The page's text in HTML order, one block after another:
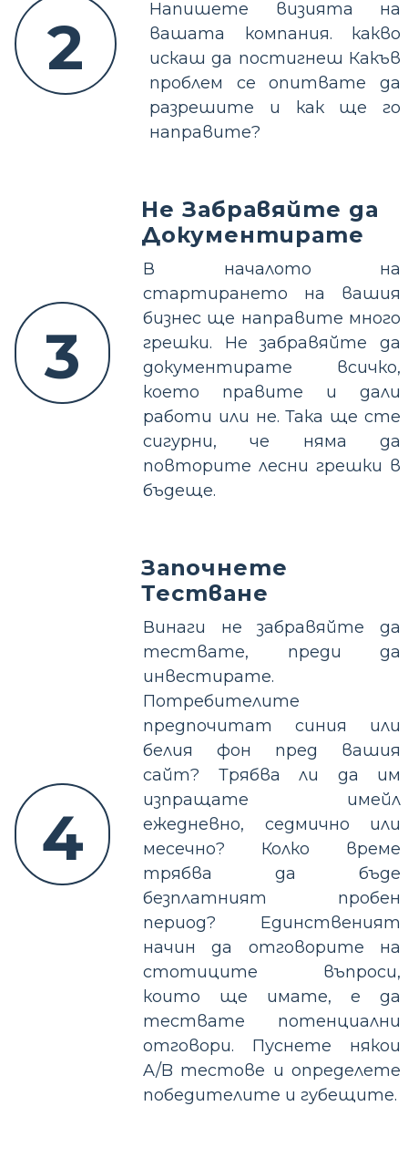
2
Напишете визията на
вашата компания. какво
искаш да постигнеш Какъв
проблем се опитвате да
разрешите и как ще го
направите?
3
Не Забравяйте да
Документирате
В началото на
стартирането на вашия
бизнес ще направите много
грешки. Не забравяйте да
документирате всичко,
което правите и дали
работи или не. Така ще сте
сигурни, че няма да
повторите лесни грешки в
бъдеще.
4
Започнете
Тестване
Винаги не забравяйте да
тествате, преди да
инвестирате.
Потребителите
предпочитат синия или
белия фон пред вашия
сайт? Трябва ли да им
изпращате имейл
ежедневно, седмично или
месечно? Колко време
трябва да бъде
безплатният пробен
период? Единственият
начин да отговорите на
стотиците въпроси,
които ще имате, е да
тествате потенциални
отговори. Пуснете някои
A/B тестове и определете
победителите и губещите.